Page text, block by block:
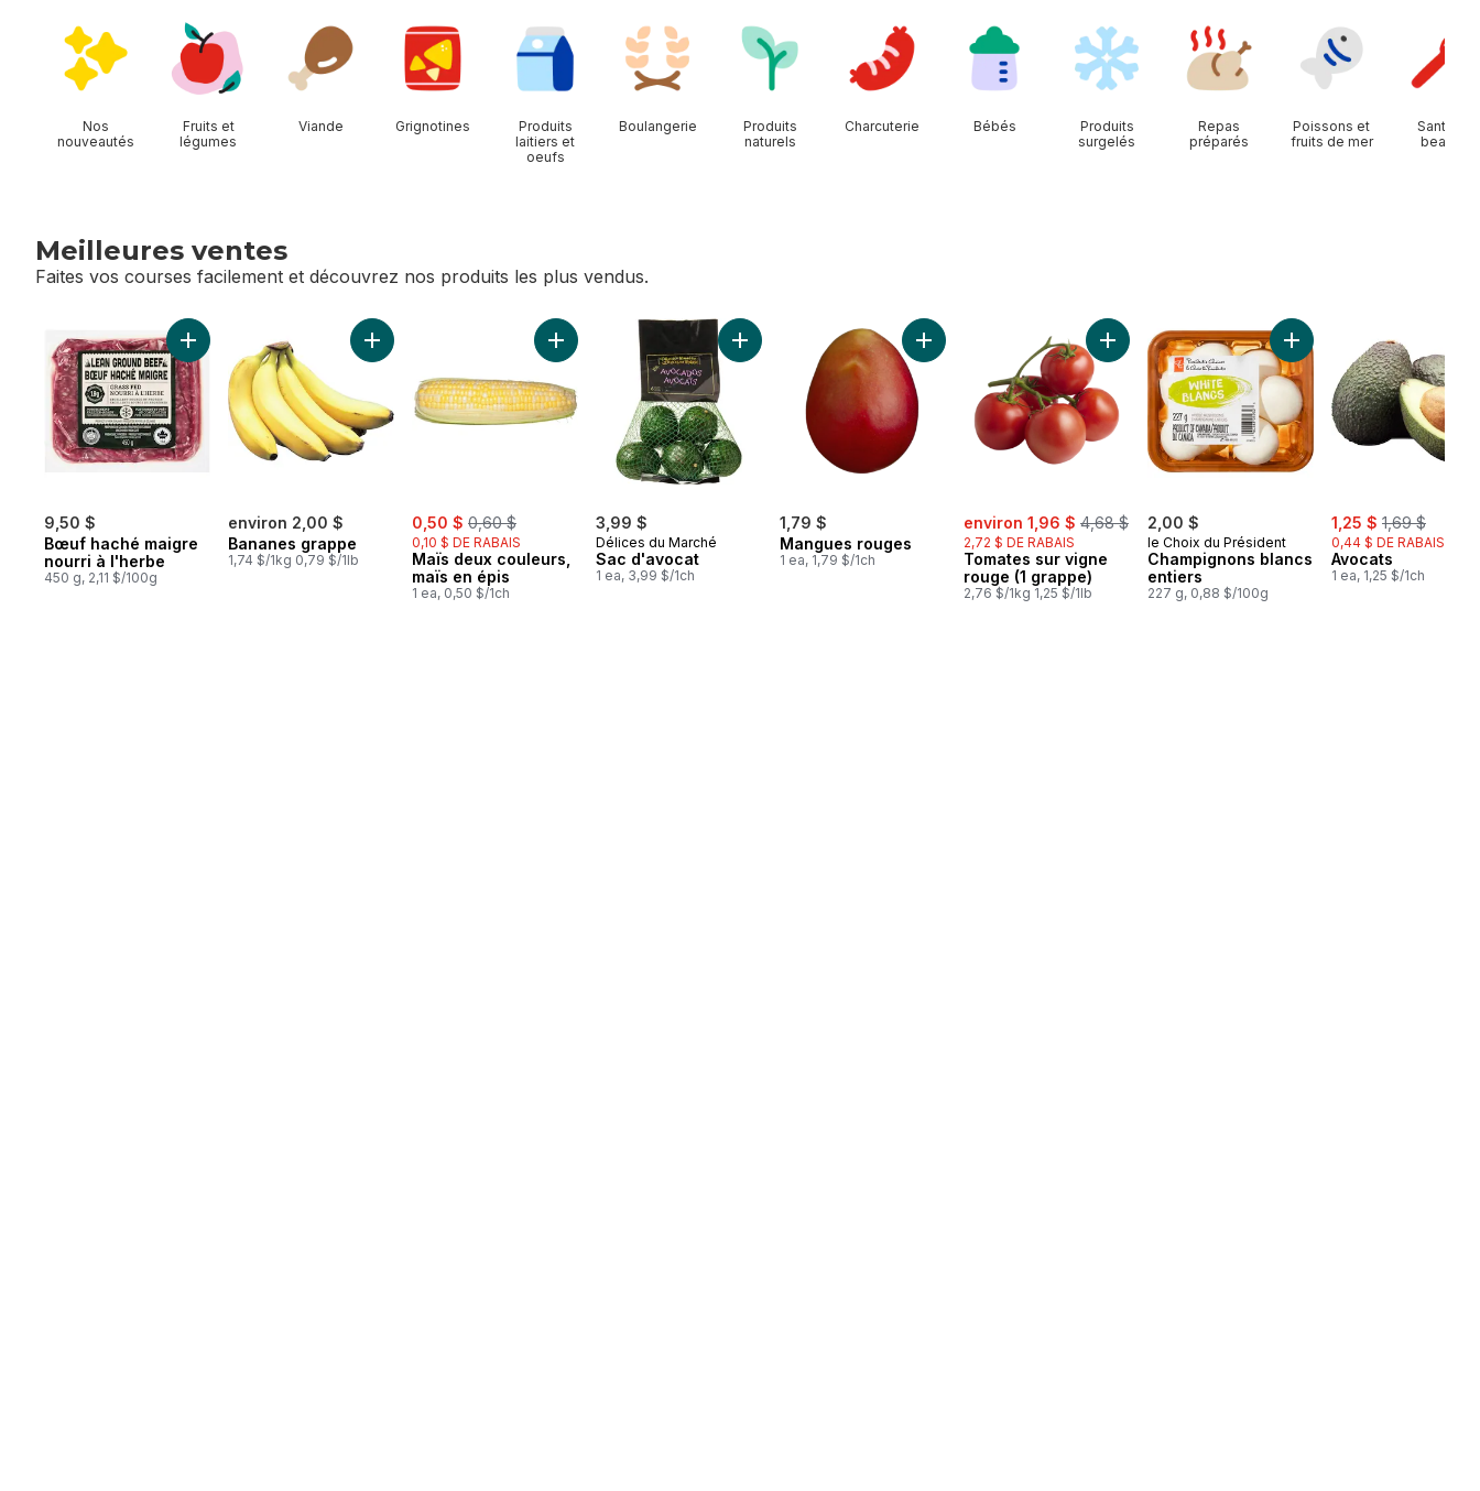
Nos
nouveautés
Fruits et
légumes
Viande Grignotines
Produits
laitiers et
oeufs
Boulangerie
Produits
naturels
Charcuterie Bébés
Produits
surgelés
Repas
préparés
Poissons et
fruits de mer
Santé et
beauté
Meilleures ventes
Faites vos courses facilement et découvrez nos produits les plus vendus.
sauter Meilleures ventes
9,50 $
Bœuf haché maigre
nourri à l'herbe
450 g, 2,11 $/100g
Ajouter Bœuf haché maigre nourri à l'herbe au panier
environ 2,00 $
Bananes grappe
1,74 $/1kg 0,79 $/1lb
Ajouter Bananes grappe au panier
sale:
0,50 $ , formerly:
0,60 $
0,10 $ DE RABAIS
Maïs deux couleurs,
maïs en épis
1 ea, 0,50 $/1ch
Ajouter Maïs deux couleurs, maïs en épis au panier
3,99 $
Délices du Marché
Sac d'avocat
1 ea, 3,99 $/1ch
Ajouter Sac d'avocat au panier
1,79 $
Mangues rouges
1 ea, 1,79 $/1ch
Ajouter Mangues rouges au panier
sale:
environ 1,96 $ , formerly:
4,68 $
2,72 $ DE RABAIS
Tomates sur vigne
rouge (1 grappe)
2,76 $/1kg 1,25 $/1lb
Ajouter Tomates sur vigne rouge (1 grappe) au
2,00 $
le Choix du Président
Champignons blancs
entiers
227 g, 0,88 $/100g
Ajouter Champignons
sale:
1,25 $ , formerly:
1,69 $
0,44 $ DE RABAIS
Avocats
1 ea, 1,25 $/1ch